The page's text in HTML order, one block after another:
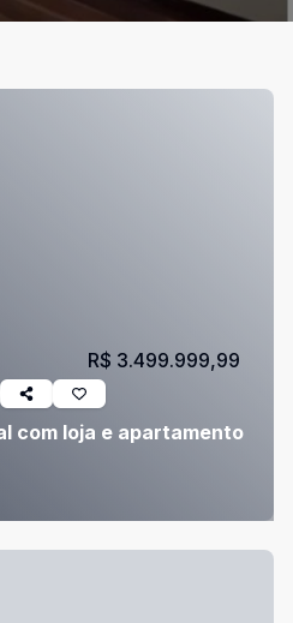
com loja e apartamento
R$ 3.499.999,99